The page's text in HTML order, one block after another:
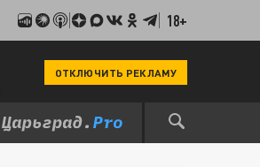
18+
ОТКЛЮЧИТЬ РЕКЛАМУ